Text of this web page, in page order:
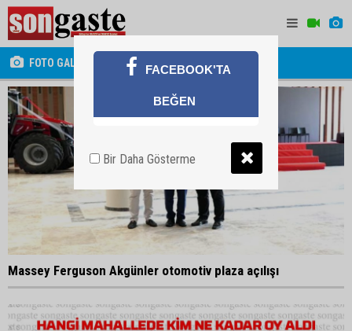
FOTO GALERİ
Massey Ferguson Akgünler otomotiv plaza açılışı
FACEBOOK'TA
BEĞEN
Bir Daha Gösterme